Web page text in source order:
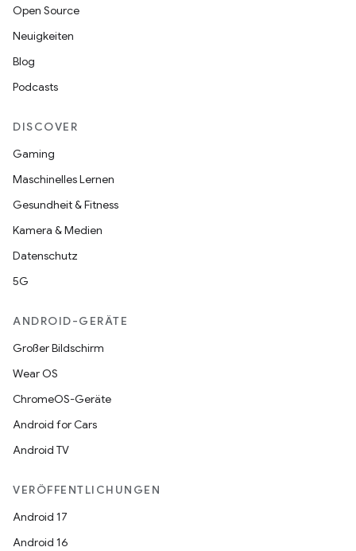
Open Source
Neuigkeiten
Blog
Podcasts
DISCOVER
Gaming
Maschinelles Lernen
Gesundheit & Fitness
Kamera & Medien
Datenschutz
5G
ANDROID-GERÄTE
Großer Bildschirm
Wear OS
ChromeOS-Geräte
Android for Cars
Android TV
VERÖFFENTLICHUNGEN
Android 17
Android 16